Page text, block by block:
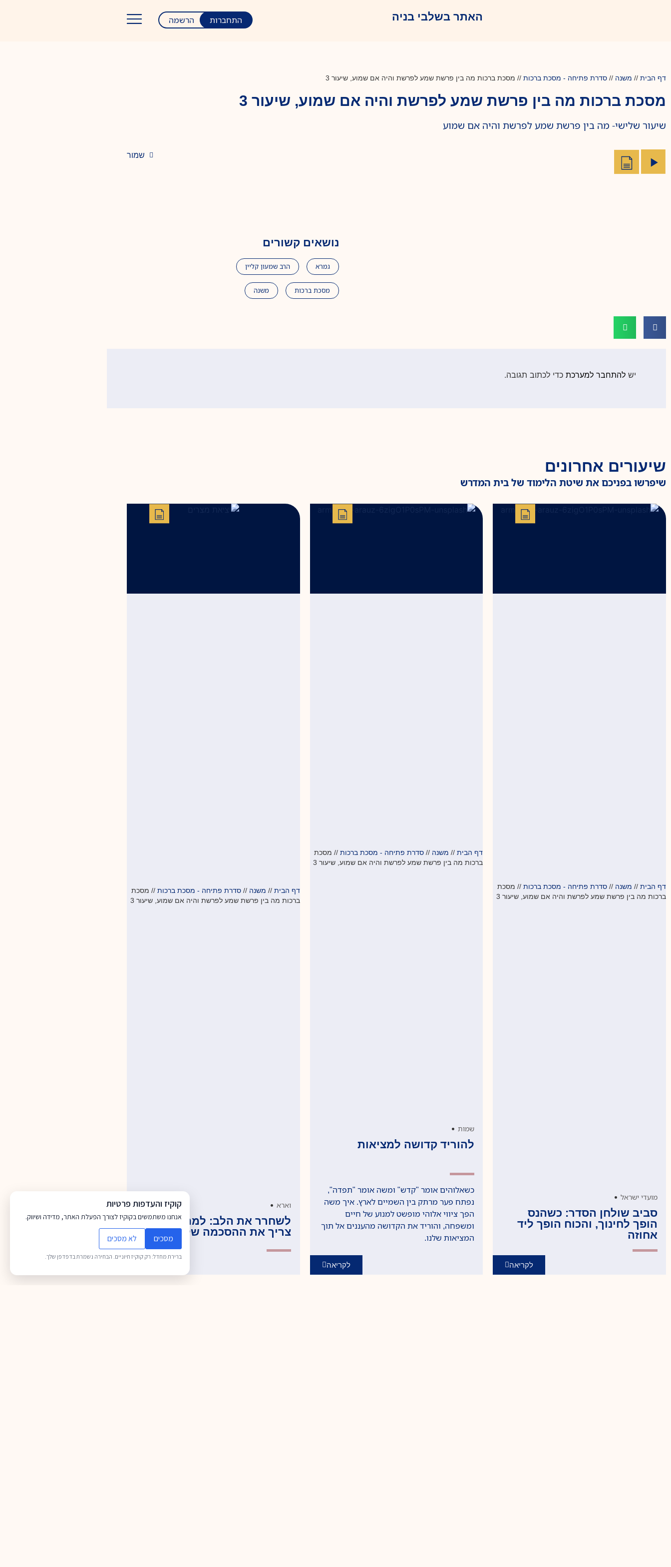
האתר בשלבי בניה התחברות הרשמה
דף הבית // משנה // סדרת פתיחה - מסכת ברכות // מסכת ברכות מה בין פרשת שמע לפרשת והיה אם שמוע, שיעור 3
מסכת ברכות מה בין פרשת שמע לפרשת והיה אם שמוע, שיעור 3
שיעור שלישי- מה בין פרשת שמע לפרשת והיה אם שמוע
שמור
נושאים קשורים
גמרא הרב שמעון קליין
מסכת ברכות משנה
יש להתחבר למערכת כדי לכתוב תגובה.
שיעורים אחרונים
שיפרשו בפניכם את שיטת הלימוד של בית המדרש
דף הבית // משנה // סדרת פתיחה - מסכת ברכות // מסכת
ברכות מה בין פרשת שמע לפרשת והיה אם שמוע, שיעור 3
מועדי ישראל •
סביב שולחן הסדר: כשהנס
הופך לחינוך, והכוח הופך ליד
אחוזה
לקריאה
דף הבית// משנה // סדרת פתיחה - מסכת ברכות// מסכת
ברכות מה בין פרשת שמע לפרשת והיה אם שמוע, שיעור 3
שמות•
להוריד קדושה למציאות
כשאלוהים אומר "קדש" ומשה אומר "תפדה",
נפתח פער מרתק בין השמיים לארץ. איך משה
הפך ציווי אלוהי מופשט למנוע של חיים
ומשפחה, והוריד את הקדושה מהעננים אל תוך
המציאות שלנו.
לקריאה
דף הבית // משנה //סדרת פתיחה - מסכת ברכות // מסכת
ברכות מה בין פרשת שמע לפרשת והיה אם שמוע, שיעור 3
וארא•
לשחרר את הלב: למה א-לוהים
צריך את ההסכמה של פרעה?
קוקיז והעדפות פרטיות
אנחנו משתמשים בקוקיז לצורך הפעלת האתר, מדידה ושיווק.
מסכים לא מסכים
ברירת מחדל: רק קוקיז חיוניים. הבחירה נשמרת בדפדפן שלך.